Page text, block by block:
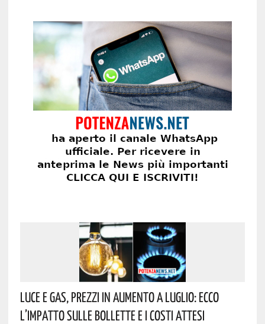
Luce E Gas, Prezzi In Aumento A Luglio: Ecco
L’impatto Sulle Bollette E I Costi Attesi